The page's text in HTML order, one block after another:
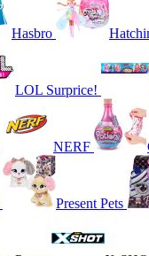
Hasbro
LOL Surprice!
NERF
Present Pets